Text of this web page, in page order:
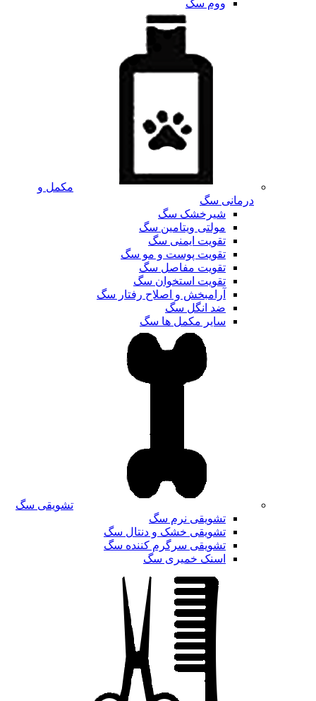
ووم سگ
مکمل و
درمانی سگ
شیرخشک سگ
مولتی ویتامین سگ
تقویت ایمنی سگ
تقویت پوست و مو سگ
تقویت مفاصل سگ
تقویت استخوان سگ
آرامبخش و اصلاح رفتار سگ
ضد انگل سگ
سایر مکمل ها سگ
تشویقی سگ
تشویقی نرم سگ
تشویقی خشک و دنتال سگ
تشویقی سرگرم کننده سگ
اسنک خمیری سگ